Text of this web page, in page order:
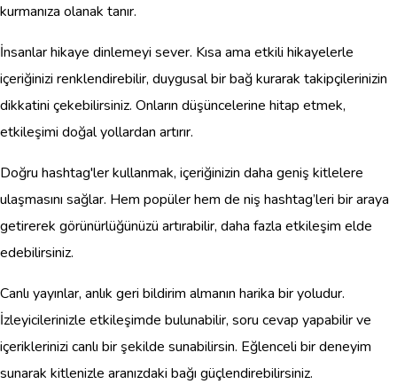
kurmanıza olanak tanır.
İnsanlar hikaye dinlemeyi sever. Kısa ama etkili hikayelerle
içeriğinizi renklendirebilir, duygusal bir bağ kurarak takipçilerinizin
dikkatini çekebilirsiniz. Onların düşüncelerine hitap etmek,
etkileşimi doğal yollardan artırır.
Doğru hashtag'ler kullanmak, içeriğinizin daha geniş kitlelere
ulaşmasını sağlar. Hem popüler hem de niş hashtag’leri bir araya
getirerek görünürlüğünüzü artırabilir, daha fazla etkileşim elde
edebilirsiniz.
Canlı yayınlar, anlık geri bildirim almanın harika bir yoludur.
İzleyicilerinizle etkileşimde bulunabilir, soru cevap yapabilir ve
içeriklerinizi canlı bir şekilde sunabilirsin. Eğlenceli bir deneyim
sunarak kitlenizle aranızdaki bağı güçlendirebilirsiniz.